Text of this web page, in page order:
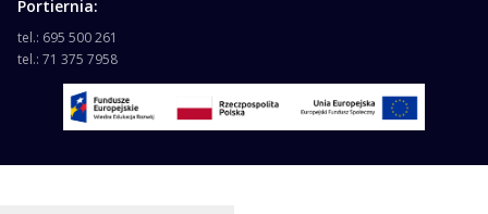
Portiernia:
tel.: 695 500 261
tel.: 71 375 7958